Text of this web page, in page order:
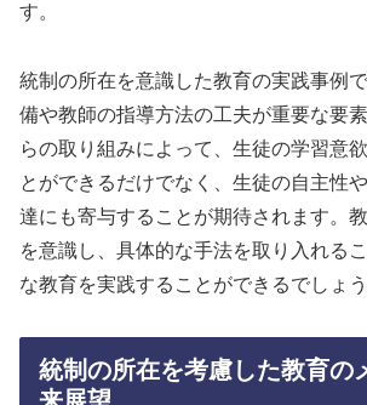
す。
統制の所在を意識した教育の実践事例
備や教師の指導方法の工夫が重要な要
らの取り組みによって、生徒の学習意
とができるだけでなく、生徒の自主性
達にも寄与することが期待されます。
を意識し、具体的な手法を取り入れる
な教育を実践することができるでしょう
統制の所在を考慮した教育の